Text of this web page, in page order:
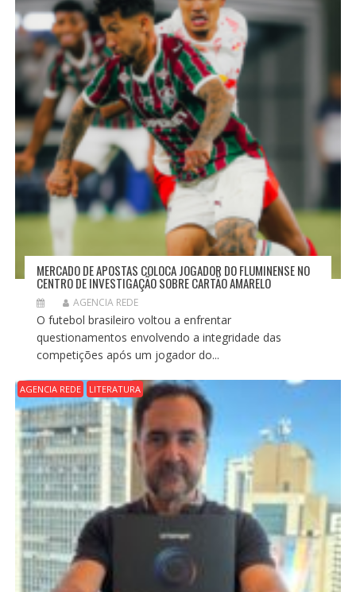
P
O
S
T
MERCADO DE APOSTAS COLOCA JOGADOR DO FLUMINENSE NO
CENTRO DE INVESTIGAÇÃO SOBRE CARTÃO AMARELO
AGENCIA REDE
O futebol brasileiro voltou a enfrentar
questionamentos envolvendo a integridade das
competições após um jogador do...
AGENCIA REDE LITERATURA